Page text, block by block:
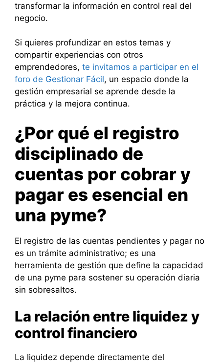
transformar la información en control real del
negocio.
Si quieres profundizar en estos temas y
compartir experiencias con otros
emprendedores, te invitamos a participar en el
foro de Gestionar Fácil, un espacio donde la
gestión empresarial se aprende desde la
práctica y la mejora continua.
¿Por qué el registro
disciplinado de
cuentas por cobrar y
pagar es esencial en
una pyme?
El registro de las cuentas pendientes y pagar no
es un trámite administrativo; es una
herramienta de gestión que define la capacidad
de una pyme para sostener su operación diaria
sin sobresaltos.
La relación entre liquidez y
control financiero
La liquidez depende directamente del